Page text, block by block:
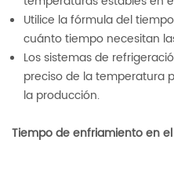
Utilice la fórmula del
cuánto tiempo necesitan
Los sistemas de
preciso de la temperatura
la producción.
Tiempo de enfriamiento en